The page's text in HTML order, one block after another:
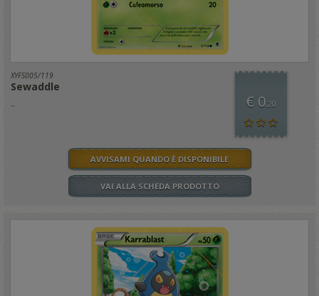
XYFS005/119
Sewaddle
.. € 0,20
AVVISAMI QUANDO È DISPONIBILE
VAI ALLA SCHEDA PRODOTTO